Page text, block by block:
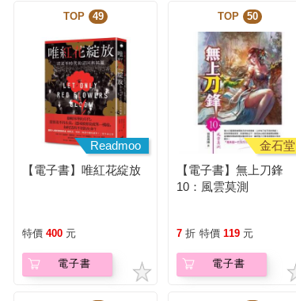
TOP 49
Readmoo
【電子書】唯紅花綻放
特價 400 元
電子書
TOP 50
金石堂
【電子書】無上刀鋒
10：風雲莫測
7 折 特價 119 元
電子書